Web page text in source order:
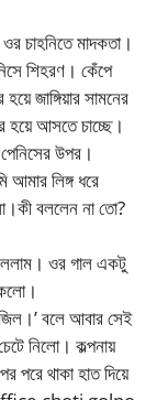
চাহনিতে মাদকতা।
শিহরণ। কেঁপে
জাঙ্গিয়ার সামনের
হয়ে আসতে চাচ্ছে।
উপর।
লিঙ্গ ধরে
বললেন না তো?
বললাম। ওর গাল একটু
বলে আবার সেই
নিলো। কল্পনায়
পরে থাকা হাত দিয়ে